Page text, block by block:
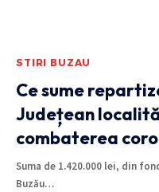
STIRI BUZAU
Ce sume
Județean
combaterea
Suma de 1.420.000 lei, din
Buzău…